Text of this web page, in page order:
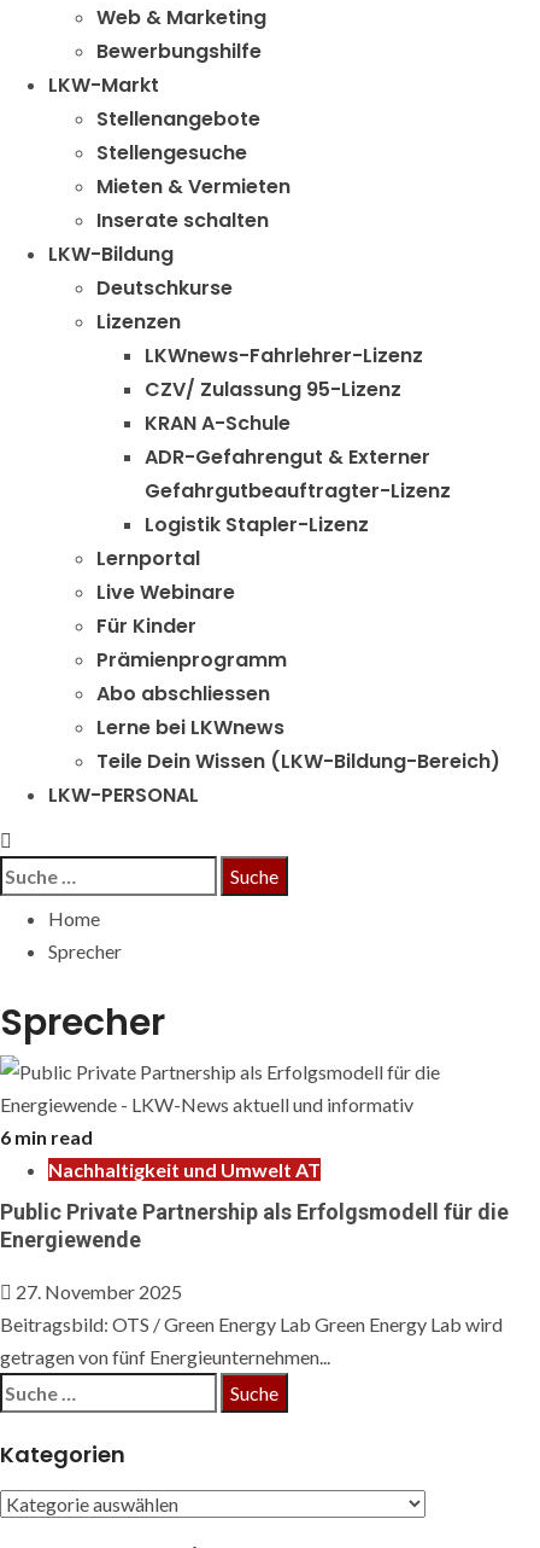
Web & Marketing
Bewerbungshilfe
LKW-Markt
Stellenangebote
Stellengesuche
Mieten & Vermieten
Inserate schalten
LKW-Bildung
Deutschkurse
Lizenzen
LKWnews-Fahrlehrer-Lizenz
CZV/ Zulassung 95-Lizenz
KRAN A-Schule
ADR-Gefahrengut & Externer
Gefahrgutbeauftragter-Lizenz
Logistik Stapler-Lizenz
Lernportal
Live Webinare
Für Kinder
Prämienprogramm
Abo abschliessen
Lerne bei LKWnews
Teile Dein Wissen (LKW-Bildung-Bereich)
LKW-PERSONAL
Suche
Home
Sprecher
Sprecher
6 min read
Nachhaltigkeit und Umwelt AT
Public Private Partnership als Erfolgsmodell für die
Energiewende
27. November 2025
Beitragsbild: OTS / Green Energy Lab Green Energy Lab wird
getragen von fünf Energieunternehmen...
Suche
Kategorien
Kategorien